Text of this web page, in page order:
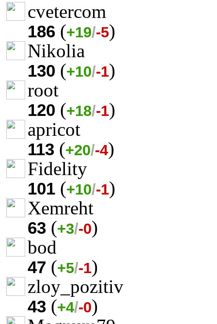
cvetercom
186 (+19/-5)
Nikolia
130 (+10/-1)
root
120 (+18/-1)
apricot
113 (+20/-4)
Fidelity
101 (+10/-1)
Xemreht
63 (+3/-0)
bod
47 (+5/-1)
zloy_pozitiv
43 (+4/-0)